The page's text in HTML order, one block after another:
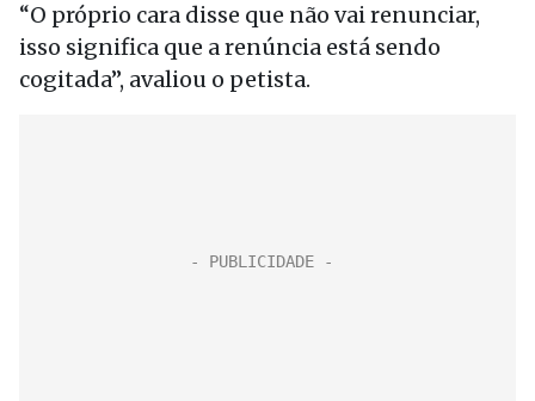
“O próprio cara disse que não vai renunciar,
isso significa que a renúncia está sendo
cogitada”, avaliou o petista.